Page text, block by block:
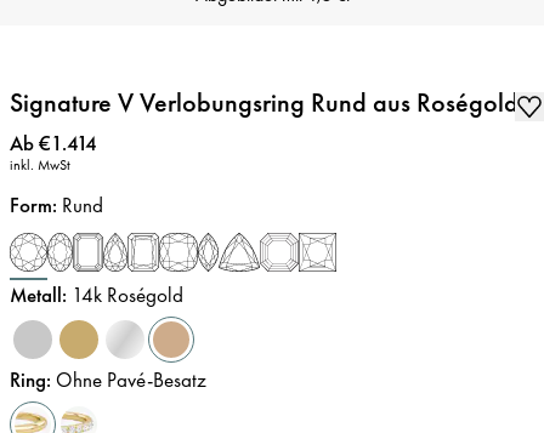
Signature V Verlobungsring Rund aus Roségold
Preis:
Ab €1.414
inkl. MwSt
Form: Rund
Metall: 14k Roségold
Ring: Ohne Pavé-Besatz